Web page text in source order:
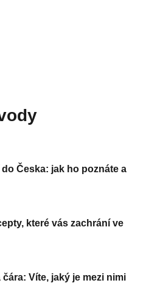
Česka: jak ho poznáte a
které vás zachrání ve
Víte, jaký je mezi nimi